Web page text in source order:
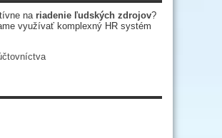
na riadenie ľudských zdrojov?
využívať komplexný HR systém